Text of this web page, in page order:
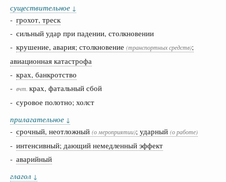
существительное ↓
- грохот, треск
- сильный удар при падении, столкновении
- крушение, авария; столкновение (транспортных средств);
авиационная катастрофа
- крах, банкротство
- вчт. крах, фатальный сбой
- суровое полотно; холст
прилагательное ↓
- срочный, неотложный (о мероприятии); ударный (о работе)
- интенсивный; дающий немедленный эффект
- аварийный
глагол ↓